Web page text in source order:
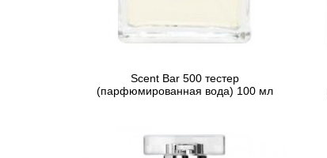
Scent Bar 500 тестер
(парфюмированная вода) 100 мл
Предзаказ